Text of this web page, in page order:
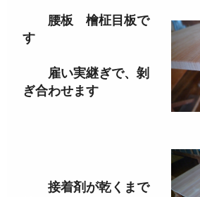
腰板 檜柾目板で
す
雇い実継ぎで、剝
ぎ合わせます
接着剤が乾くまで